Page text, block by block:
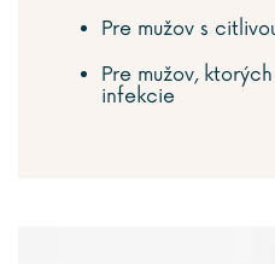
Pre mužov s
Pre mužov,
infekcie